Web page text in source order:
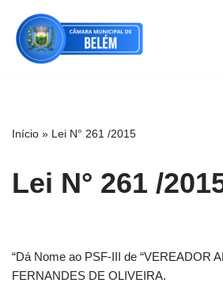
Pular
para
Início » Lei N° 261 /2015
Lei N° 261 /
“Dá Nome ao PSF-III de “VEREADOR
FERNANDES DE OLIVEIRA.